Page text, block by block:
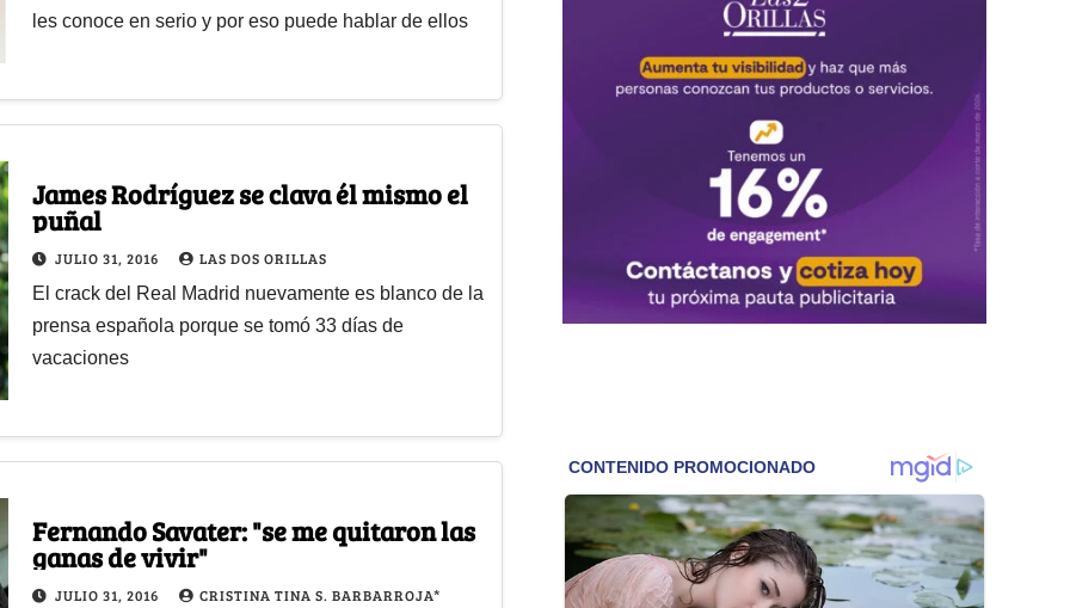
les conoce en serio y por eso puede hablar de ellos
James Rodríguez se clava él mismo el
puñal
JULIO 31, 2016 LAS DOS ORILLAS
El crack del Real Madrid nuevamente es blanco de la
prensa española porque se tomó 33 días de
vacaciones
Fernando Savater: "se me quitaron las
ganas de vivir"
JULIO 31, 2016 CRISTINA TINA S. BARBARROJA*